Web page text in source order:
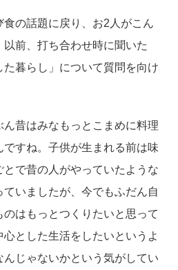
の話題に戻り、お2人がこん
前、打ち合わせ時に聞いた
た暮らし」について質問を向け
ん昔はみなもっとこまめに料理
すね。子供が生まれる前は味
で昔の人がやっていたような
いましたが、今でもふだん自
はもっとつくりたいと思って
とした生活をしたいというよ
んじゃないかという気がしてい